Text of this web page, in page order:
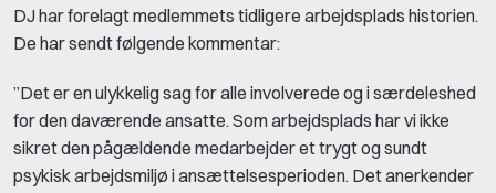
DJ har forelagt medlemmets tidligere arbejdsplads historien.
De har sendt følgende kommentar:
”Det er en ulykkelig sag for alle involverede og i særdeleshed
for den daværende ansatte. Som arbejdsplads har vi ikke
sikret den pågældende medarbejder et trygt og sundt
psykisk arbejdsmiljø i ansættelsesperioden. Det anerkender